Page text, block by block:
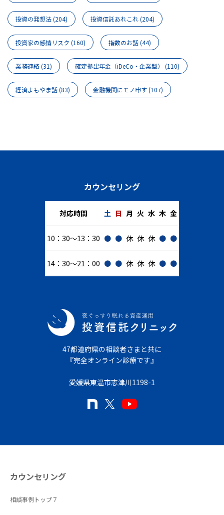
投資の発想法(204) 投資信託あれこれ(204)
投資家の感情リスク (160) 指数のお話(44)
業務連絡(31) 確定拠出年金（iDeCo・企業型） (110)
経済よもやま話(83) 金融機関にモノ申す(107)
カウンセリング
対応時間 土 日 月 火 水 木 金
10：30～13：30 ● ● 休 休 休 ● ●
14：30～21：00 ● ● 休 休 休 ● ●
47都道府県の相談者さまと共に
『完全オンライン診療です』
愛媛県東温市志津川1198-1
カウンセリング
相談事例トップ７